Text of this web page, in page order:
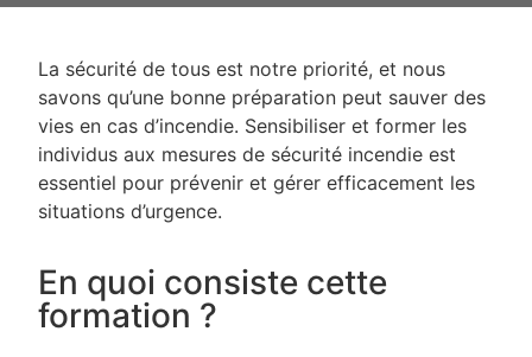
La sécurité de tous est notre priorité, et nous
savons qu’une bonne préparation peut sauver des
vies en cas d’incendie. Sensibiliser et former les
individus aux mesures de sécurité incendie est
essentiel pour prévenir et gérer efficacement les
situations d’urgence.
En quoi consiste cette
formation ?